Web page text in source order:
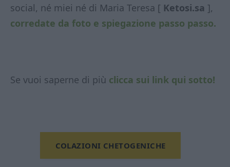
social, né miei né di Maria Teresa [ Ketosi.sa ],
corredate da foto e spiegazione passo passo.
Se vuoi saperne di più clicca sui link qui sotto!
COLAZIONI CHETOGENICHE